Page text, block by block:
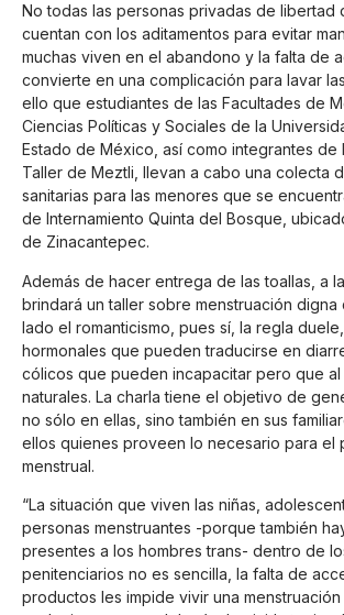
No todas las personas privadas de libertad
cuentan con los aditamentos para evitar
muchas viven en el abandono y la falta de
convierte en una complicación para lavar
ello que estudiantes de las Facultades de
Ciencias Políticas y Sociales de la
Estado de México, así como integrantes de
Taller de Meztli, llevan a cabo una colecta
sanitarias para las menores que se
de Internamiento Quinta del Bosque,
de Zinacantepec.
Además de hacer entrega de las toallas, a
brindará un taller sobre menstruación
lado el romanticismo, pues sí, la regla
hormonales que pueden traducirse en
cólicos que pueden incapacitar pero que al
naturales. La charla tiene el objetivo de
no sólo en ellas, sino también en sus
ellos quienes proveen lo necesario para el
menstrual.
“La situación que viven las niñas,
personas menstruantes -porque también
presentes a los hombres trans- dentro de
penitenciarios no es sencilla, la falta de
productos les impide vivir una